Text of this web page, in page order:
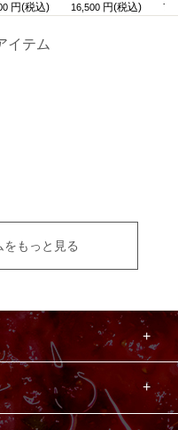
16,500
イテム
もっと見る